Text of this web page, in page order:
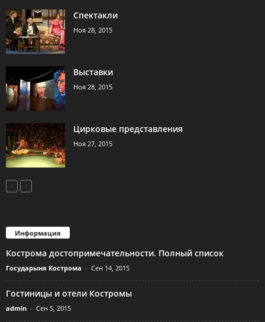
Спектакли
Ноя 28, 2015
Выставки
Ноя 28, 2015
Цирковые представления
Ноя 27, 2015
Информация
Кострома достопримечательности. Полный список
Государыня Кострома - Сен 14, 2015
Гостиницы и отели Костромы
admin - Сен 5, 2015